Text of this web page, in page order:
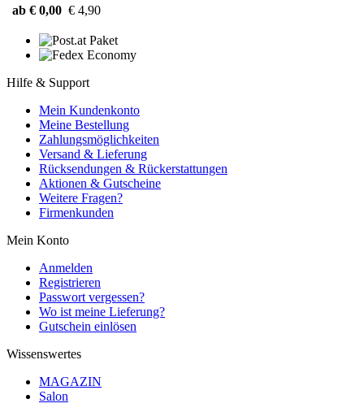
ab € 0,00 € 4,90
Hilfe & Support
Mein Kundenkonto
Meine Bestellung
Zahlungsmöglichkeiten
Versand & Lieferung
Rücksendungen & Rückerstattungen
Aktionen & Gutscheine
Weitere Fragen?
Firmenkunden
Mein Konto
Anmelden
Registrieren
Passwort vergessen?
Wo ist meine Lieferung?
Gutschein einlösen
Wissenswertes
MAGAZIN
Salon